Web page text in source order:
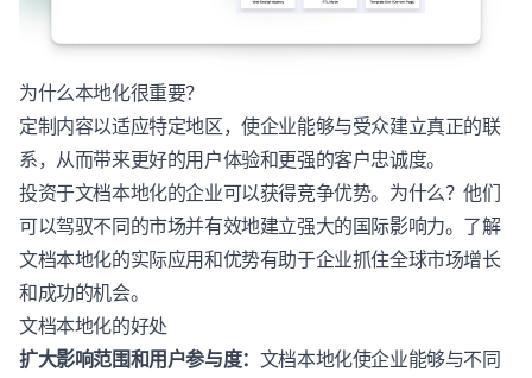
为什么本地化很重要？
定制内容以适应特定地区，使企业能够与受众建立真正的联
系，从而带来更好的用户体验和更强的客户忠诚度。
投资于文档本地化的企业可以获得竞争优势。为什么？他们
可以驾驭不同的市场并有效地建立强大的国际影响力。了解
文档本地化的实际应用和优势有助于企业抓住全球市场增长
和成功的机会。
文档本地化的好处
扩大影响范围和用户参与度： 文档本地化使企业能够与不同